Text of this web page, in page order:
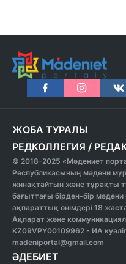
ЖОБА ТУРАЛЫ
РЕДКОЛЛЕГИЯ /
© 2018-2025 «Мәдениет
Республикасының мәдени
жинақтайтын және тұрақты
бағыттағы бірден-бір
ақпараттық өнімдері 18
Ақпарат және
KZ09VPY00109962 - ИА
madeniportal@gmail.com
ӘДЕБИЕТ